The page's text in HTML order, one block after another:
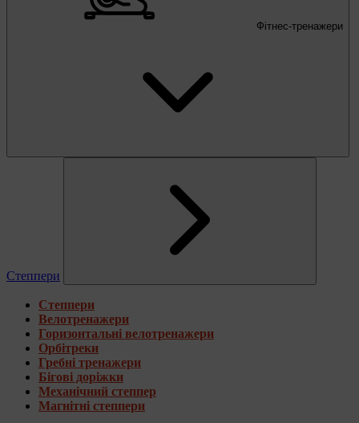
Фітнес-тренажери
Степпери
Степпери
Велотренажери
Горизонтальні велотренажери
Орбітреки
Гребні тренажери
Бігові доріжки
Механічний степпер
Магнітні степпери